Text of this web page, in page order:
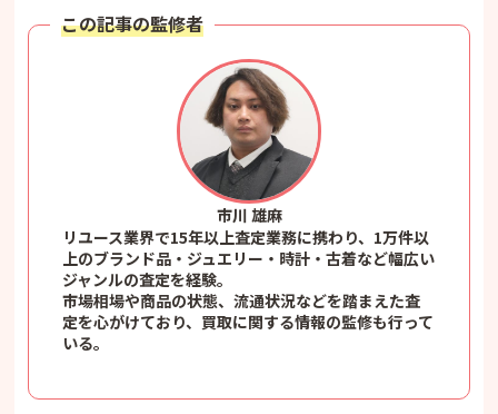
この記事の監修者
市川 雄麻
リユース業界で15年以上査定業務に携わり、1万件以
上のブランド品・ジュエリー・時計・古着など幅広い
ジャンルの査定を経験。
市場相場や商品の状態、流通状況などを踏まえた査
定を心がけており、買取に関する情報の監修も行って
いる。